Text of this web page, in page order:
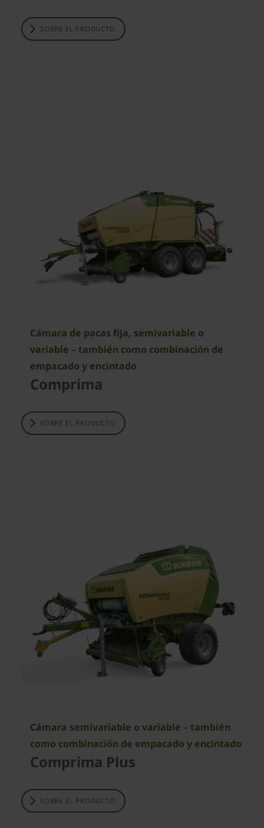
SOBRE EL PRODUCTO
Cámara de pacas fija, semivariable o
variable – también como combinación de
empacado y encintado
Comprima
SOBRE EL PRODUCTO
Cámara semivariable o variable – también
como combinación de empacado y encintado
Comprima Plus
SOBRE EL PRODUCTO